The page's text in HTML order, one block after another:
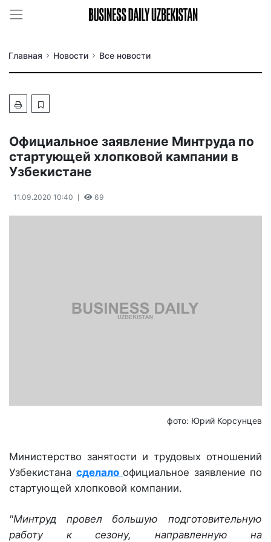
Главная Новости Все новости
Официальное заявление Минтруда по
стартующей хлопковой кампании в
Узбекистане
11.09.2020 10:40 69
фото: Юрий Корсунцев
Министерство занятости и трудовых отношений
Узбекистана сделало официальное заявление по
стартующей хлопковой компании.
"Минтруд провел большую подготовительную
работу к сезону, направленную на